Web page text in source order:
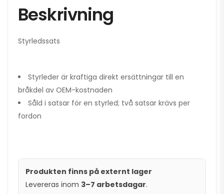
Beskrivning
Styrledssats
Styrleder är kraftiga direkt ersättningar till en
bråkdel av OEM-kostnaden
Såld i satsar för en styrled; två satsar krävs per
fordon
Produkten finns på externt lager
Levereras inom 3–7 arbetsdagar.